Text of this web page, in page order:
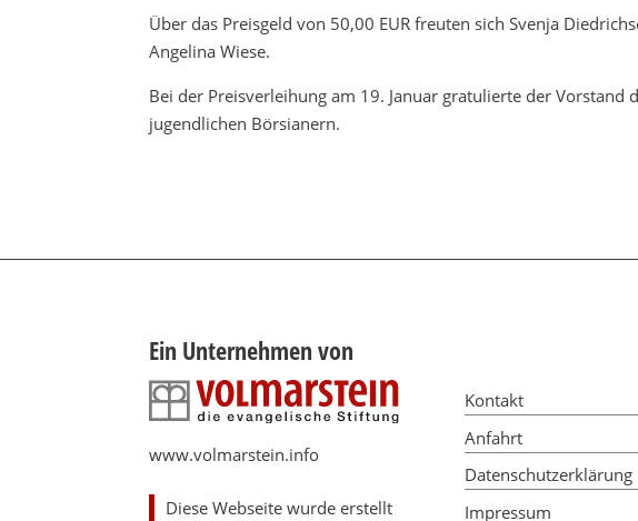
Über das Preisgeld von 50,00 EUR freuten sich Svenja
Angelina Wiese.
Bei der Preisverleihung am 19. Januar gratulierte der Vorstand
jugendlichen Börsianern.
Ein Unternehmen von
www.volmarstein.info
Diese Webseite wurde erstellt
Kontakt
Anfahrt
Datenschutzerklärung
Impressum